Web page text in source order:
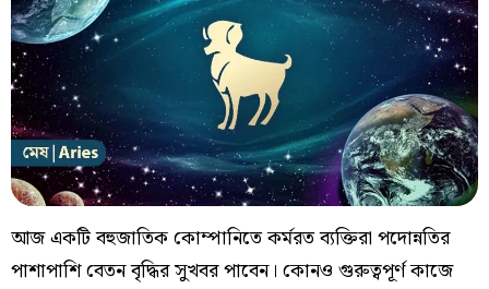
আজ একটি বহুজাতিক কোম্পানিতে কর্মরত ব্যক্তিরা পদোন্নতির
পাশাপাশি বেতন বৃদ্ধির সুখবর পাবেন। কোনও গুরুত্বপূর্ণ কাজে